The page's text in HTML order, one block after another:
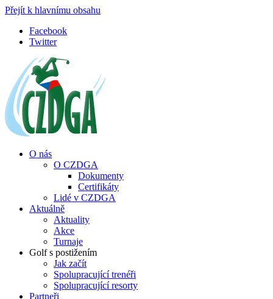
Přejít k hlavnímu obsahu
Facebook
Twitter
O nás
O CZDGA
Dokumenty
Certifikáty
Lidé v CZDGA
Aktuálně
Aktuality
Akce
Turnaje
Golf s postižením
Jak začít
Spolupracující trenéři
Spolupracující resorty
Partneři